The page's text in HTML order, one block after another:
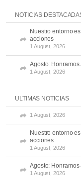
NOTICIAS
Nuestro entorno
acciones
1 August, 2026
Agosto:
1 August, 2026
ULTIMAS NOTICIAS
1 August, 2026
Nuestro entorno
acciones
1 August, 2026
Agosto:
1 August, 2026